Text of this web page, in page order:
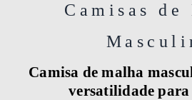
Camisas de
Camisa de malha
versatilidade para